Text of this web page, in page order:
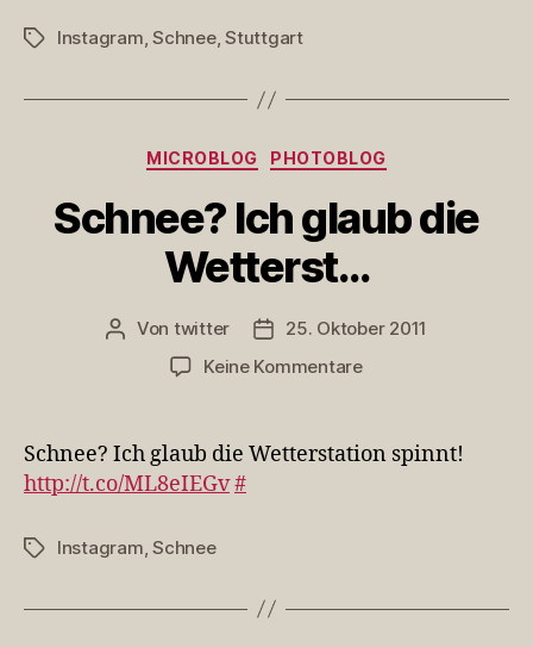
Schlagwörter
Instagram,Schnee,Stuttgart
Kategorien
MICROBLOG PHOTOBLOG
Schnee? Ich glaub die
Wetterst…
Beitragsautor
Von twitter Veröffentlichungsdatum
25. Oktober 2011
Keine Kommentarezu
Schnee? Ich glaub die Wetterstation spinnt!
http://t.co/ML8eIEGv#
Schlagwörter
Instagram ,Schnee